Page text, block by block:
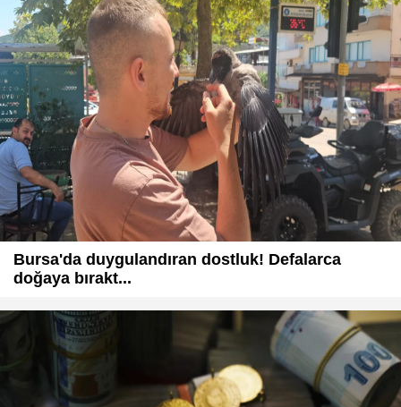
Bursa'da duygulandıran dostluk! Defalarca
doğaya bırakt...